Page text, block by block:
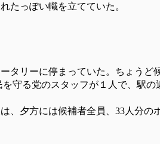
たっぽい幟を立てていた。
タリーに停まっていた。ちょうど
守る党のスタッフが１人で、駅
、夕方には候補者全員、33人分の